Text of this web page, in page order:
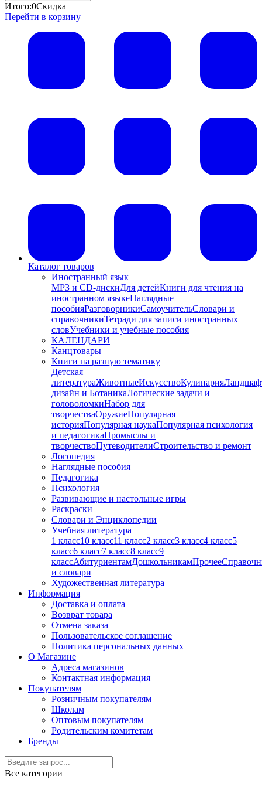
Итого:0Скидка
Перейти в корзину
Каталог товаров
Иностранный язык
MP3 и CD-дискиДля детейКниги для чтения на
иностранном языкеНаглядные
пособияРазговорникиСамоучительСловари и
справочникиТетради для записи иностранных
словУчебники и учебные пособия
КАЛЕНДАРИ
Канцтовары
Книги на разную тематику
Детская
литератураЖивотныеИскусствоКулинария
дизайн и БотаникаЛогические задачи и
головоломкиНабор для
творчестваОружиеПопулярная
историяПопулярная наукаПопулярная психология
и педагогикаПромыслы и
творчествоПутеводителиСтроительство и ремонт
Логопедия
Наглядные пособия
Педагогика
Психология
Развивающие и настольные игры
Раскраски
Словари и Энциклопедии
Учебная литература
1 класс10 класс11 класс2 класс3 класс4 класс5
класс6 класс7 класс8 класс9
классАбитуриентамДошкольникамПрочее
и словари
Художественная литература
Информация
Доставка и оплата
Возврат товара
Отмена заказа
Пользовательское соглашение
Политика персональных данных
О Магазине
Адреса магазинов
Контактная информация
Покупателям
Розничным покупателям
Школам
Оптовым покупателям
Родительским комитетам
Бренды
Все категории